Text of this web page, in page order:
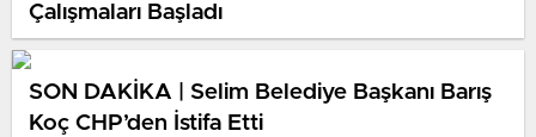
Çalışmaları Başladı
SON DAKİKA | Selim Belediye Başkanı Barış
Koç CHP’den İstifa Etti